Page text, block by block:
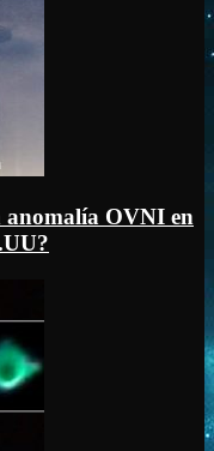
anomalía OVNI en